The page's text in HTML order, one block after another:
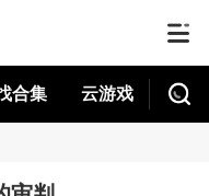
合集 云游戏